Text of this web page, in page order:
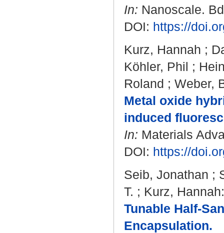
In: Nanoscale.
DOI: https://
Kurz, Hannah ;
Köhler, Phil ;
Roland ; Weber,
Metal oxide
induced
In: Materials
DOI: https://
Seib, Jonathan ;
T. ; Kurz, Hannah:
Tunable Half-
Encapsulation.